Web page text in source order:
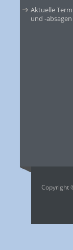
Aktuelle
und -absagen
Copyright